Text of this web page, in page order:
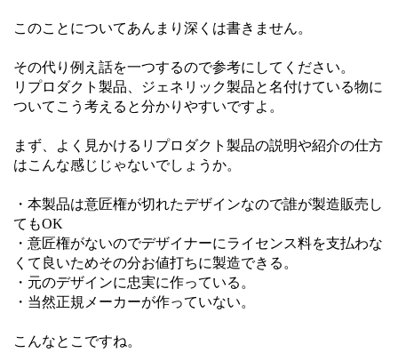
このことについてあんまり深くは書きません。
その代り例え話を一つするので参考にしてください。
リプロダクト製品、ジェネリック製品と名付けている物に
ついてこう考えると分かりやすいですよ。
まず、よく見かけるリプロダクト製品の説明や紹介の仕方
はこんな感じじゃないでしょうか。
・本製品は意匠権が切れたデザインなので誰が製造販売し
てもOK
・意匠権がないのでデザイナーにライセンス料を支払わな
くて良いためその分お値打ちに製造できる。
・元のデザインに忠実に作っている。
・当然正規メーカーが作っていない。
こんなとこですね。